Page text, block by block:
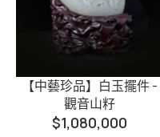
【中藝珍品】白玉擺件 -
觀音山籽
$1,080,000